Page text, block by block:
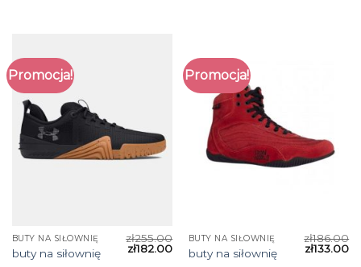
Promocja!
BUTY NA SIŁOWNIĘ
buty na siłownię
zł255.00
zł182.00
Promocja!
BUTY NA SIŁOWNIĘ
buty na siłownię
zł186.00
zł133.00